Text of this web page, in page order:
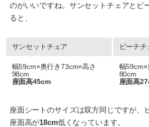
のがいいですね。サンセットチェアとビ
ると、
サンセットチェア ビーチチ
幅59cm×奥行き73cm×高さ
98cm
座面高45cm
幅59cm×
80cm
座面高
座面シートのサイズは双方同じですが、
座面高が18cm低くなっています。